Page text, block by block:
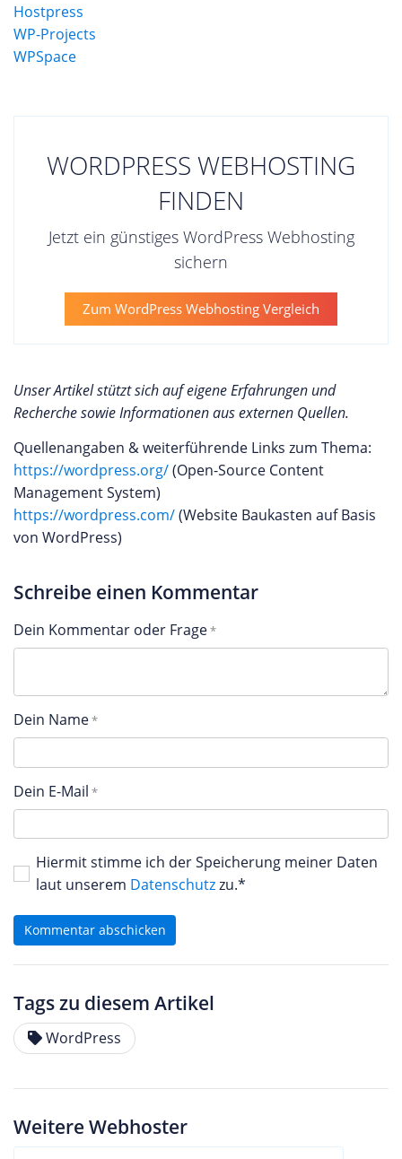
Hostpress
WP-Projects
WPSpace
WORDPRESS WEBHOSTING
FINDEN
Jetzt ein günstiges WordPress Webhosting
sichern
Zum WordPress Webhosting Vergleich
Unser Artikel stützt sich auf eigene Erfahrungen und
Recherche sowie Informationen aus externen Quellen.
Quellenangaben & weiterführende Links zum Thema:
https://wordpress.org/(Open-Source Content
Management System)
https://wordpress.com/(Website Baukasten auf Basis
von WordPress)
Schreibe einen Kommentar
Dein Kommentar oder Frage
Dein Name
Dein E-Mail
Hiermit stimme ich der Speicherung meiner Daten
laut unserem Datenschutzzu.*
Kommentar abschicken
Tags zu diesem Artikel
WordPress
Weitere Webhoster